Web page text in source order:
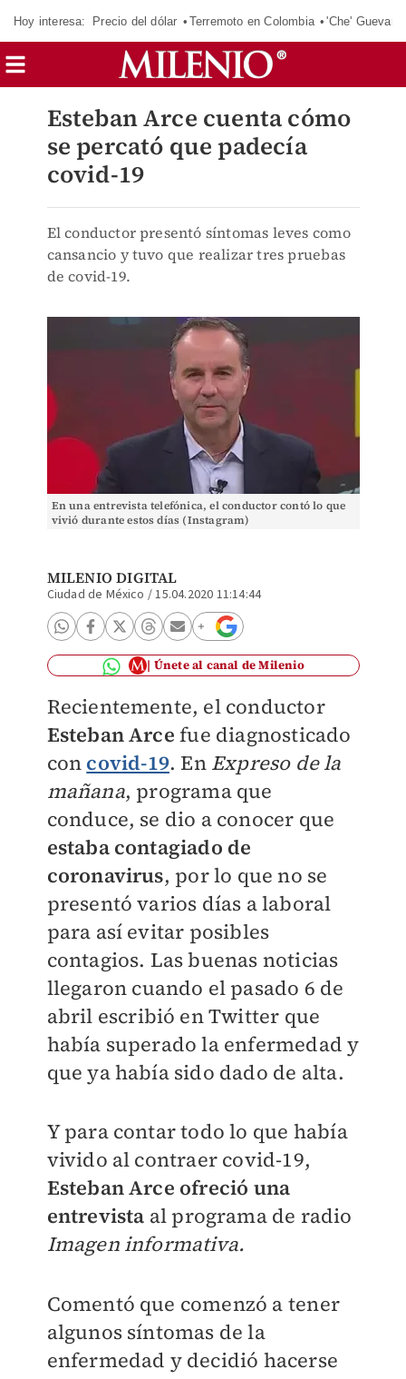
Hoy interesa: Precio del dólar Terremoto en Colombia 'Che' Guevara
Esteban Arce cuenta cómo
se percató que padecía
covid-19
El conductor presentó síntomas leves como
cansancio y tuvo que realizar tres pruebas
de covid-19.
En una entrevista telefónica, el conductor contó lo que
vivió durante estos días (Instagram)
MILENIO DIGITAL
Ciudad de México /15.04.2020 11:14:44
Únete al canal de Milenio
Recientemente, el conductor
Esteban Arce fue diagnosticado
con covid-19. En Expreso de la
mañana, programa que
conduce, se dio a conocer que
estaba contagiado de
coronavirus, por lo que no se
presentó varios días a laboral
para así evitar posibles
contagios. Las buenas noticias
llegaron cuando el pasado 6 de
abril escribió en Twitter que
había superado la enfermedad y
que ya había sido dado de alta.
Y para contar todo lo que había
vivido al contraer covid-19,
Esteban Arce ofreció una
entrevista al programa de radio
Imagen informativa.
Comentó que comenzó a tener
algunos síntomas de la
enfermedad y decidió hacerse